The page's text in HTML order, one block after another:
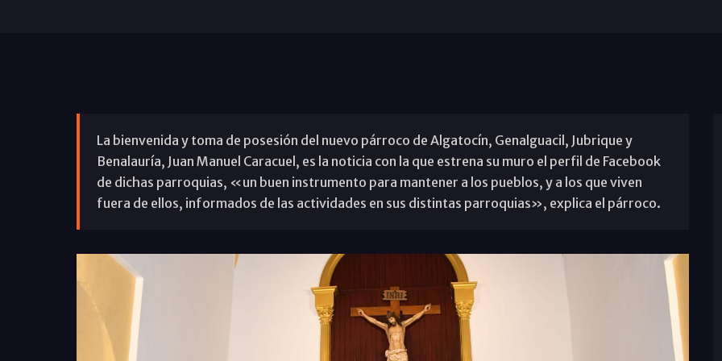
La bienvenida y toma de posesión del nuevo párroco de Algatocín, Genalguacil, Jubrique y
Benalauría, Juan Manuel Caracuel, es la noticia con la que estrena su muro el perfil de Facebook
de dichas parroquias, «un buen instrumento para mantener a los pueblos, y a los que viven
fuera de ellos, informados de las actividades en sus distintas parroquias», explica el párroco.